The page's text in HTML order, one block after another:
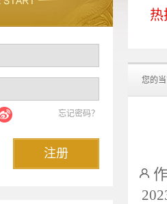
热
您的
忘记密码？
注册